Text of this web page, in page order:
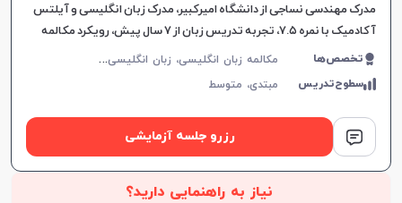
مدرک مهندسی نساجی از دانشگاه امیرکبیر، مدرک زبان انگلیسی و آیلتس
آکادمیک با نمره ۷.۵، تجربه تدریس زبان از ۷ سال پیش، رویکرد مکالمه
محور در آموزش
تخصص‌ها م
کالمه زبان انگلیسی، زبان انگلیسی عمومی، گرامر زبان انگلیسی، زبان انگلیسی تجاری، زبان انگلیسی آمریکایی، زبان انگلیسی هفتم دبیرستان، زبان انگلیسی هشتم دبیرستان، زبان انگلیسی نهم دبیرستان، زبان انگلیسی دهم دبیرستان، زبان انگلیسی یازدهم دبیرستان، زبان انگلیسی دوازدهم دبیرستان، زبان انگلیسی کودکان، آیلتس، تافل
سطوح‌تدریس مبتدی، متوسط
رزرو جلسه آزمایشی
نیاز به راهنمایی دارید؟